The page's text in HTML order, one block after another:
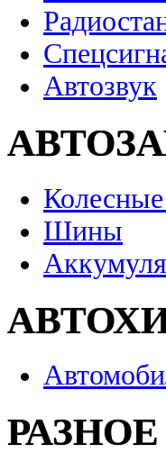
Автозвук
Шины
РАЗНОЕ